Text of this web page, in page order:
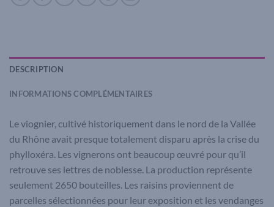
DESCRIPTION
INFORMATIONS COMPLÉMENTAIRES
Le viognier, cultivé historiquement dans le nord de la Vallée
du Rhône avait presque totalement disparu après la crise du
phylloxéra. Les vignerons ont beaucoup œuvré pour qu’il
retrouve ses lettres de noblesse. La production représente
seulement 2650 bouteilles. Les raisins proviennent de
parcelles sélectionnées pour leur exposition et les vendanges